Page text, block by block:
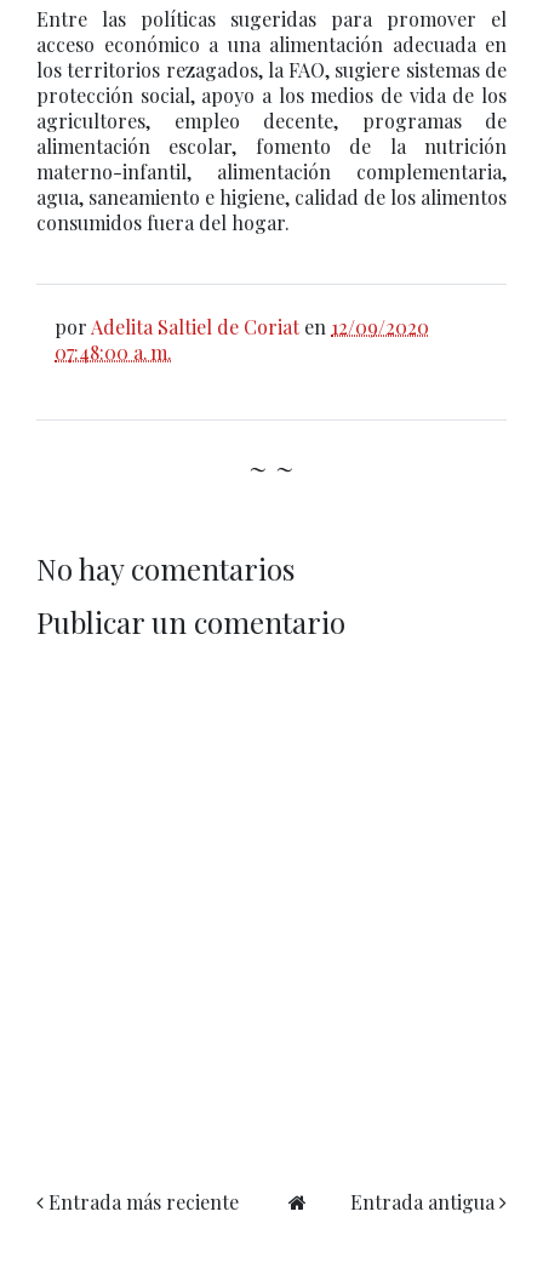
Entre las políticas sugeridas para promover el
acceso económico a una alimentación adecuada en
los territorios rezagados, la FAO, sugiere sistemas de
protección social, apoyo a los medios de vida de los
agricultores, empleo decente, programas de
alimentación escolar, fomento de la nutrición
materno-infantil, alimentación complementaria,
agua, saneamiento e higiene, calidad de los alimentos
consumidos fuera del hogar.
por Adelita Saltiel de Coriat en 12/09/2020
07:48:00 a. m.
~ ~
No hay comentarios
Publicar un comentario
Entrada más reciente Entrada antigua